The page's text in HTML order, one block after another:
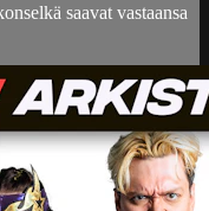
saavat vastaansa